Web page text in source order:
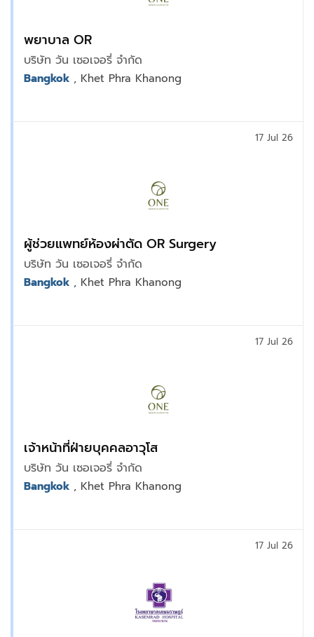
พยาบาล OR
บริษัท วัน เซอเจอรี่ จำกัด
Bangkok , Khet Phra Khanong
ผู้ช่วยแพทย์ห้องผ่าตัด OR Surgery
บริษัท วัน เซอเจอรี่ จำกัด
17 Jul 26
Bangkok , Khet Phra Khanong
เจ้าหน้าที่ฝ่ายบุคคลอาวุโส
บริษัท วัน เซอเจอรี่ จำกัด
17 Jul 26
Bangkok , Khet Phra Khanong
17 Jul 26